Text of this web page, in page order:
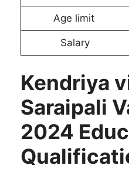
Age limit
Salary
Kendriya
Saraipali
2024